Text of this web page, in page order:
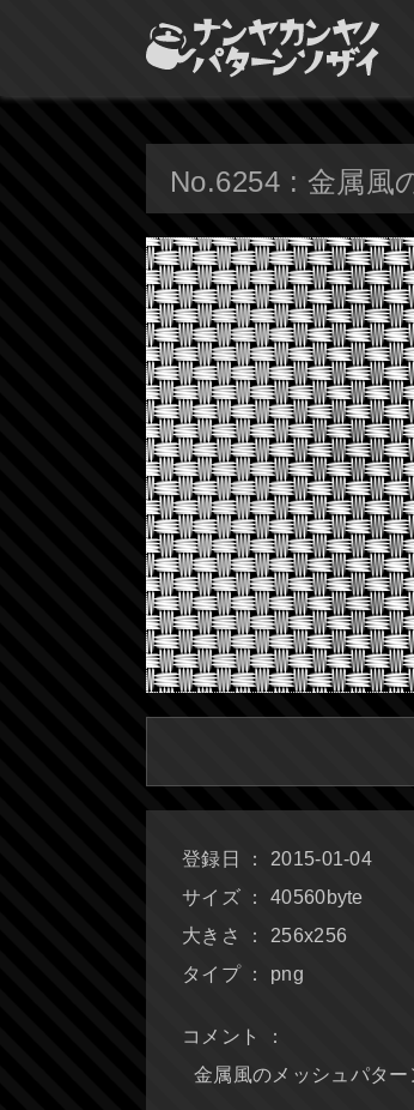
No.6254 : 金属風
登録日 ： 2015-01-04
サイズ ： 40560byte
大きさ ： 256x256
タイプ ： png
コメント ：
金属風のメッシュパター